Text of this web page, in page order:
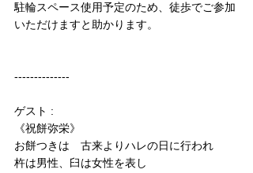
駐輪スペース使用予定のため、徒歩でご参加
いただけますと助かります。
--------------
ゲスト :
《祝餅弥栄》
お餅つきは　古来よりハレの日に行われ
杵は男性、臼は女性を表し